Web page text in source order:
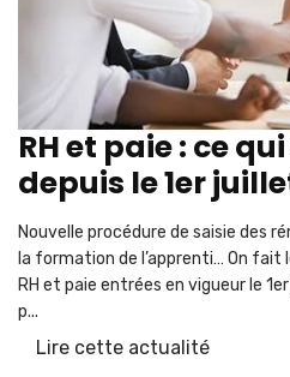
RH et paie : ce
depuis le 1er
Nouvelle procédure de saisie des
la formation de l’apprenti… On fait
RH et paie entrées en vigueur le
p...
Lire cette actualité